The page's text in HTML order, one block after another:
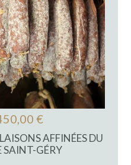
€
AFFINÉES DU
SAINT-GÉRY